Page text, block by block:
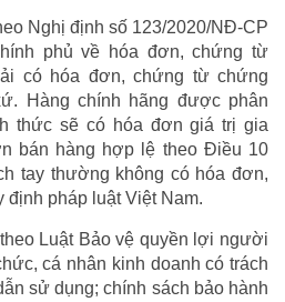
Nghị định số 123/2020/NĐ-CP
phủ về hóa đơn, chứng từ
có hóa đơn, chứng từ chứng
Hàng chính hãng được phân
thức sẽ có hóa đơn giá trị gia
bán hàng hợp lệ theo Điều 10
tay thường không có hóa đơn,
pháp luật Việt Nam.
Luật Bảo vệ quyền lợi người
cá nhân kinh doanh có trách
sử dụng; chính sách bảo hành